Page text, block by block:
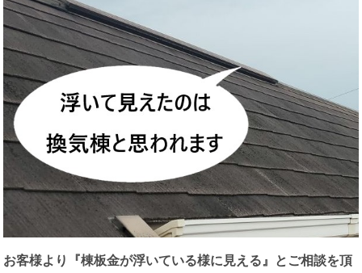
お客様より『棟板金が浮いている様に見える』とご相談を頂